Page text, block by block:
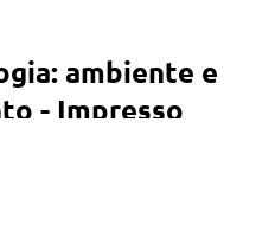
ambiente e
- Impresso